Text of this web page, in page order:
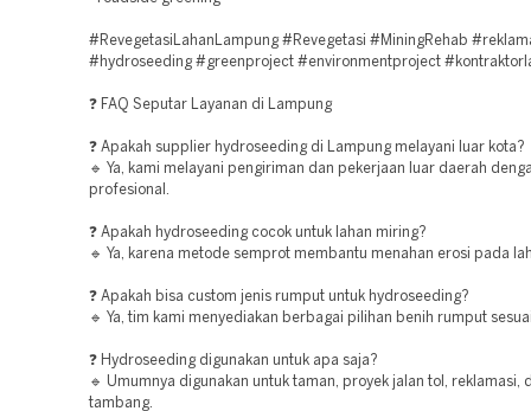
#RevegetasiLahanLampung #Revegetasi #MiningRehab
#hydroseeding #greenproject #environmentproject
❓ FAQ Seputar Layanan di Lampung
❓ Apakah supplier hydroseeding di Lampung melayani luar kota?
🔹 Ya, kami melayani pengiriman dan pekerjaan luar daerah
profesional.
❓ Apakah hydroseeding cocok untuk lahan miring?
🔹 Ya, karena metode semprot membantu menahan erosi pada
❓ Apakah bisa custom jenis rumput untuk hydroseeding?
🔹 Ya, tim kami menyediakan berbagai pilihan benih rumput
❓ Hydroseeding digunakan untuk apa saja?
🔹 Umumnya digunakan untuk taman, proyek jalan tol, reklamasi,
tambang.